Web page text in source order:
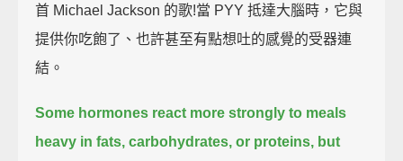
首 Michael Jackson 的歌!當 PYY 抵達大腦時，它與
提供你吃飽了、也許甚至有點想吐的感覺的受器連
結。
Some hormones react more strongly to meals
heavy in fats, carbohydrates, or proteins, but